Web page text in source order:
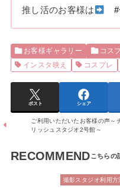
推し活のお客様は
#
お客様ギャラリー コス
インスタ映え
コスプレ
ポスト シェア
ご利用いただいたお客様の声～
リッシュスタジオ2号館～
RECOMMEND
撮影スタジオ利用方